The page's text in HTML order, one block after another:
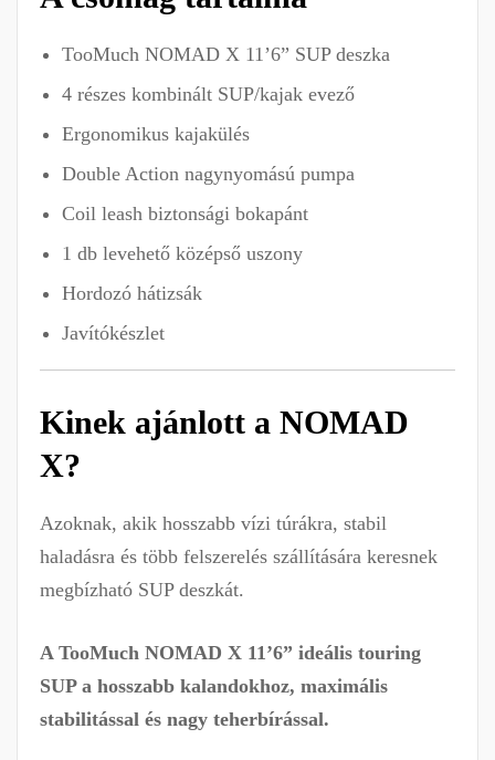
TooMuch NOMAD X 11’6” SUP deszka
4 részes kombinált SUP/kajak evező
Ergonomikus kajakülés
Double Action nagynyomású pumpa
Coil leash biztonsági bokapánt
1 db levehető középső uszony
Hordozó hátizsák
Javítókészlet
Kinek ajánlott a NOMAD
X?
Azoknak, akik hosszabb vízi túrákra, stabil
haladásra és több felszerelés szállítására keresnek
megbízható SUP deszkát.
A TooMuch NOMAD X 11’6” ideális touring
SUP a hosszabb kalandokhoz, maximális
stabilitással és nagy teherbírással.